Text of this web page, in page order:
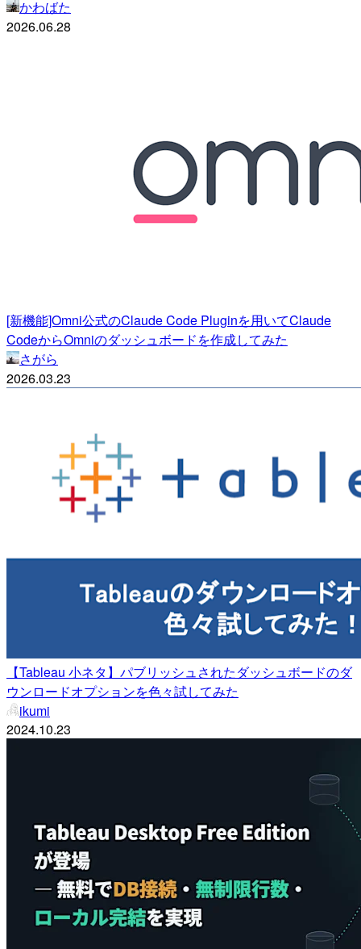
かわばた
2026.06.28
[新機能]Omni公式のClaude Code Pluginを用いてClaude
CodeからOmniのダッシュボードを作成してみた
さがら
2026.03.23
【Tableau 小ネタ】パブリッシュされたダッシュボードのダ
ウンロードオプションを色々試してみた
ikumi
2024.10.23